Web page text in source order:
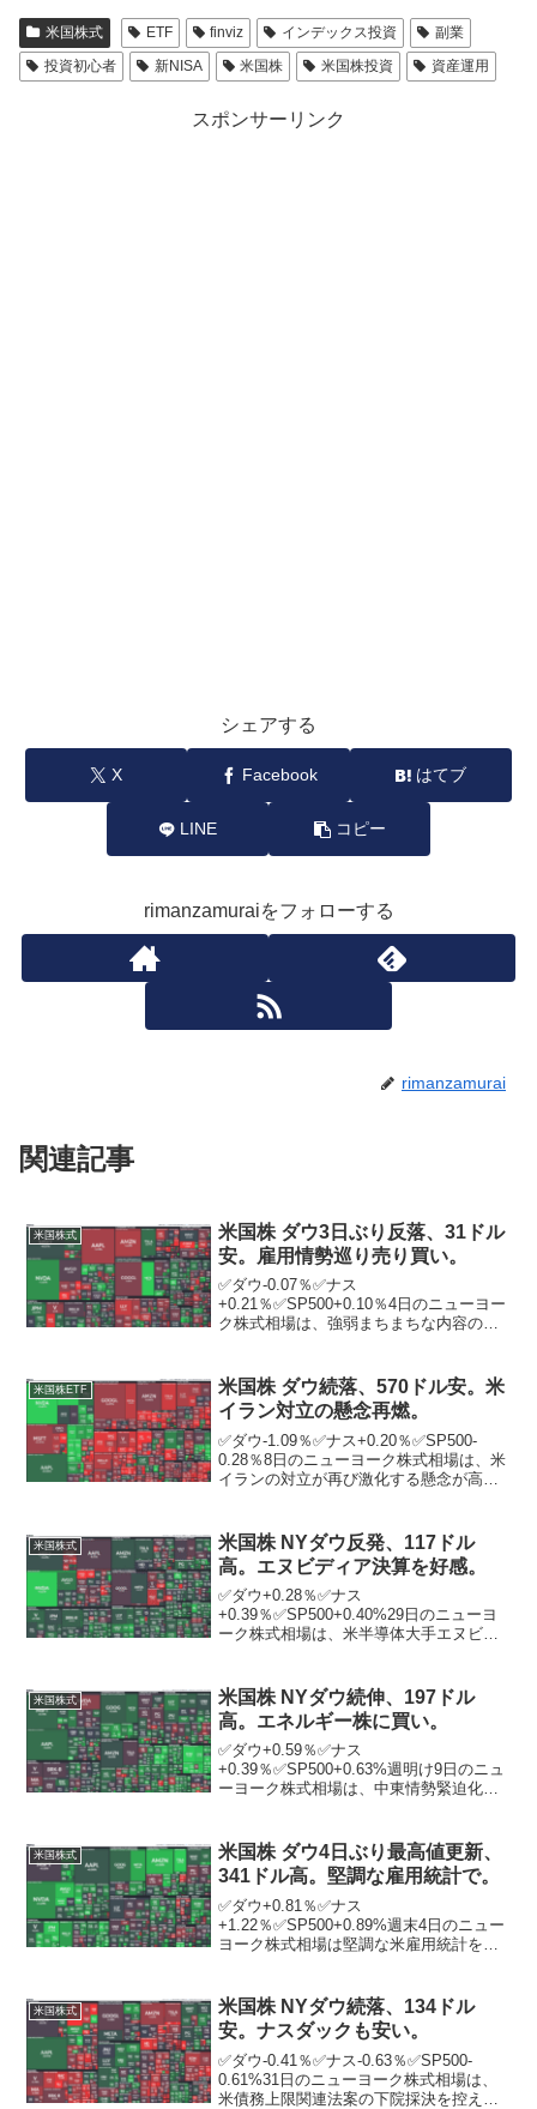
米国株式 ETF finviz インデックス投資
副業
投資初心者
新NISA 米国株 米国株投資 資産運用
スポンサーリンク
シェアする
X Facebook はてブ
LINE コピー
rimanzamuraiをフォローする
rimanzamurai
関連記事
米国株式
米国株 ダウ3日ぶり反落、31ドル
安。雇用情勢巡り売り買い。
✅ダウ-0.07％✅ナス
+0.21％✅SP500+0.10％4日のニューヨー
ク株式相場は、強弱まちまちな内容の雇
の出来高は前日比3304万株減の11億5207
万株。米...
米国株ETF
米国株 ダウ続落、570ドル安。米
イラン対立の懸念再燃。
✅ダウ-1.09％✅ナス+0.20％✅SP500-
0.28％8日のニューヨーク株式相場は、米
イランの対立が再び激化する懸念が高ま
株。中東情勢を巡っては、米中央...
米国株式
米国株 NYダウ反発、117ドル
高。エヌビディア決算を好感。
✅ダウ+0.28％✅ナス
+0.39％✅SP500+0.40%29日のニューヨ
ーク株式相場は、米半導体大手エヌビデ
日の取引終了後に2025年2～4月期決算を
発表し、売上...
米国株式
米国株 NYダウ続伸、197ドル
高。エネルギー株に買い。
✅ダウ+0.59％✅ナス
+0.39％✅SP500+0.63%週明け9日のニュ
ーヨーク株式相場は、中東情勢緊迫化を
引所の出来高は前営業日比1億9193万株減
の7億472...
米国株式
米国株 ダウ4日ぶり最高値更新、
341ドル高。堅調な雇用統計で。
✅ダウ+0.81％✅ナス
+1.22％✅SP500+0.89%週末4日のニュー
ヨーク株式相場は堅調な米雇用統計を受
は、景気動向を敏感に反映する非農業部
門の就業者数は前月比...
米国株式
米国株 NYダウ続落、134ドル
安。ナスダックも安い。
✅ダウ-0.41％✅ナス-0.63％✅SP500-
0.61%31日のニューヨーク株式相場は、
米債務上限関連法案の下院採決を控え警